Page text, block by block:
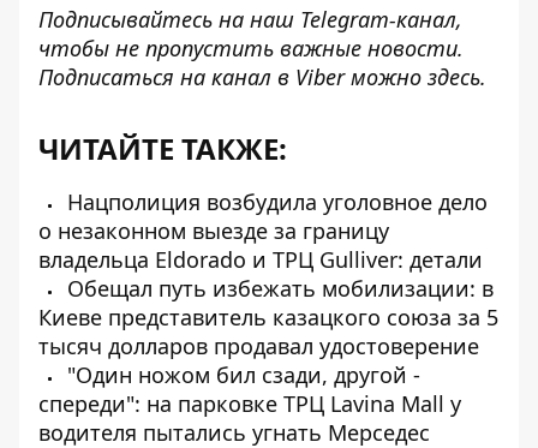
Подписывайтесь на наш Telegram-канал,
чтобы не пропустить важные новости.
Подписаться на канал в Viber можно здесь.
ЧИТАЙТЕ ТАКЖЕ:
Нацполиция возбудила уголовное дело
о незаконном выезде за границу
владельца Eldorado и ТРЦ Gulliver: детали
Обещал путь избежать мобилизации: в
Киеве представитель казацкого союза за 5
тысяч долларов продавал удостоверение
"Один ножом бил сзади, другой -
спереди": на парковке ТРЦ Lavina Mall у
водителя пытались угнать Мерседес